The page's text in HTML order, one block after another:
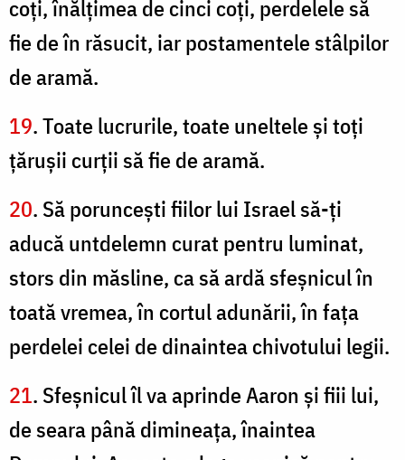
coţi, înălţimea de cinci coţi, perdelele să
fie de în răsucit, iar postamentele stâlpilor
de aramă.
19. Toate lucrurile, toate uneltele şi toţi
ţăruşii curţii să fie de aramă.
20. Să porunceşti fiilor lui Israel să-ţi
aducă untdelemn curat pentru luminat,
stors din măsline, ca să ardă sfeşnicul în
toată vremea, în cortul adunării, în faţa
perdelei celei de dinaintea chivotului legii.
21. Sfeşnicul îl va aprinde Aaron şi fiii lui,
de seara până dimineaţa, înaintea